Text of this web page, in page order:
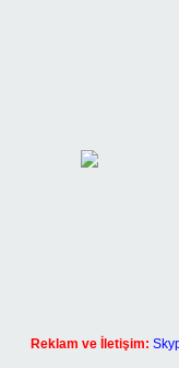
Reklam ve İletişim: